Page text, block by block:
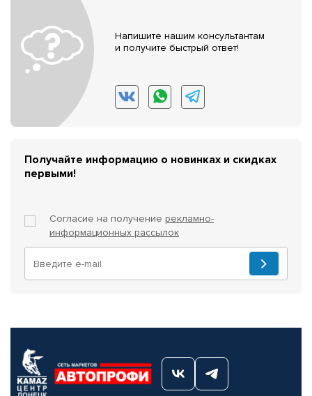
Напишите нашим консультантам
и получите быстрый ответ!
Получайте информацию о новинках и скидках
первыми!
Согласие на получение рекламно-
информационных рассылок